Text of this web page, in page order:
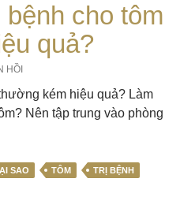
cho tôm
quả?
HỒI
kém hiệu quả? Làm
Nên tập trung vào phòng
SAO TÔM TRỊ BỆNH